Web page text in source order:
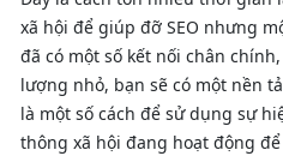
xã hội để giúp đỡ SEO nhưng
đã có một số kết nối chân
lượng nhỏ, bạn sẽ có một nền
là một số cách để sử dụng sự
thông xã hội đang hoạt động